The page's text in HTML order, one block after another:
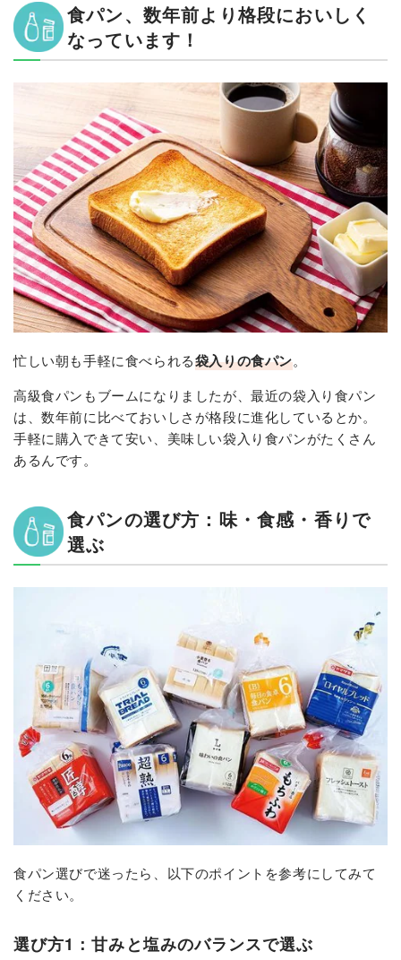
食パン、数年前より格段においしく
なっています！
忙しい朝も手軽に食べられる袋入りの食パン。
高級食パンもブームになりましたが、最近の袋入り食パン
は、数年前に比べておいしさが格段に進化しているとか。
手軽に購入できて安い、美味しい袋入り食パンがたくさん
あるんです。
食パンの選び方：味・食感・香りで
選ぶ
食パン選びで迷ったら、以下のポイントを参考にしてみて
ください。
選び方1：甘みと塩みのバランスで選ぶ